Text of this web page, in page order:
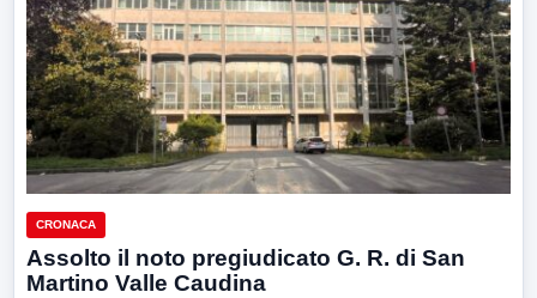
CRONACA
Assolto il noto pregiudicato G. R. di San
Martino Valle Caudina